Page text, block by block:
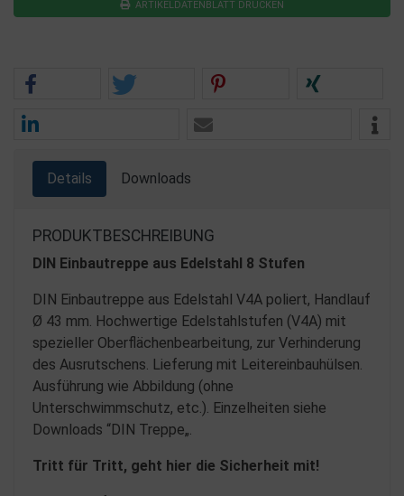
ARTIKELDATENBLATT DRUCKEN
Details Downloads
PRODUKTBESCHREIBUNG
DIN Einbautreppe aus Edelstahl 8 Stufen
DIN Einbautreppe aus Edelstahl V4A poliert, Handlauf
Ø 43 mm. Hochwertige Edelstahlstufen (V4A) mit
spezieller Oberflächenbearbeitung, zur Verhinderung
des Ausrutschens. Lieferung mit Leitereinbauhülsen.
Ausführung wie Abbildung (ohne
Unterschwimmschutz, etc.). Einzelheiten siehe
Downloads “DIN Treppe„.
Tritt für Tritt, geht hier die Sicherheit mit!